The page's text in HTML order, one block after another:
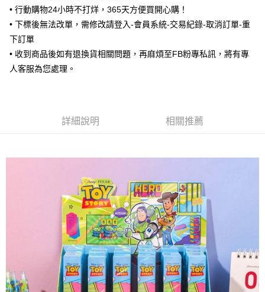
全家取貨付款
每筆NT$65，滿NT$688(含以上)免運費
付款後全家取貨
每筆NT$80，滿NT$1,000(含以上)免運費
每筆NT$125，滿NT$1,500(含以上)免運費
查看運費
香港澳門地區 查看運費
• 行動購物24小時不打烊，365天方便買開心購！
• 下標後無法改單，需修改請登入-會員系統-交易紀錄-取消訂單-重
下訂單
• 收到商品後如有退換貨相關問題，再麻煩至FB粉專私訊，將有專
人客服為您處理。
詳細說明 相關推薦